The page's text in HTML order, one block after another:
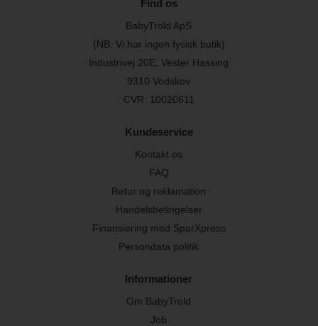
Find os
BabyTrold ApS
(NB. Vi har ingen fysisk butik)
Industrivej 20E, Vester Hassing
9310 Vodskov
CVR: 10020611
Kundeservice
Kontakt os
FAQ
Retur og reklamation
Handelsbetingelser
Finansiering med SparXpress
Persondata politik
Informationer
Om BabyTrold
Job